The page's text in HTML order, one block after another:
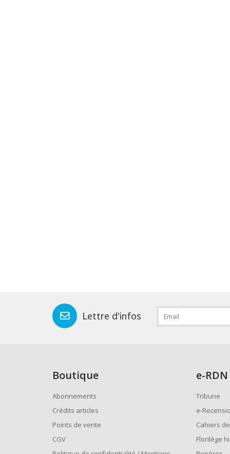
Lettre d'infos
Boutique
Abonnements
Crédits articles
Points de vente
CGV
e-RDN
Tribune
e-
Cahiers
Florilège